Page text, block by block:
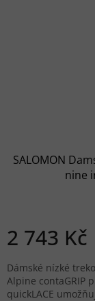
SALOMON
nine
2 743 Kč
Dámské nízké
Alpine contaGRIP
quickLACE